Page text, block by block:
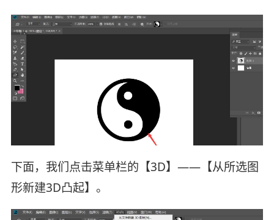
下面，我们点击菜单栏的【3D】——【从所选图
形新建3D凸起】。